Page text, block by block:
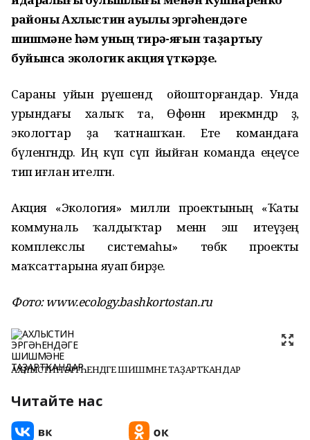
районы Ахлыстин ауылы эргәһендәге
шишмәне һәм уның тирә-яғын таҙартыу
буйынса экологик акция үткәрҙе.
Сараны уйын рәүешендә ойошторғандар. Унда
урындағы халыҡ та, Өфөнән ирекмәндәр ҙә,
экологтар ҙа ҡатнашҡан. Ете командаға
бүленгәндәр. Иң күп сүп йыйған команда еңеүсе
тип иғлан ителгән.
Акция «Экология» милли проектының «Ҡаты
коммуналь ҡалдыҡтар менән эш итеүҙең
комплекслы системаһы» төбәк проекты
маҡсаттарына яуап бирҙе.
Фото:www.ecology.bashkortostan.ru
АХЛЫСТИН ЭРГӘҺЕНДӘГЕ ШИШМӘНЕ ТАҘАРТҠАНДАР
Читайте нас